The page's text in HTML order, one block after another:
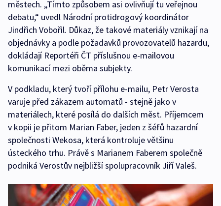
městech. „Tímto způsobem asi ovlivňují tu veřejnou
debatu,“ uvedl Národní protidrogový koordinátor
Jindřich Vobořil. Důkaz, že takové materiály vznikají na
objednávky a podle požadavků provozovatelů hazardu,
dokládají Reportéři ČT příslušnou e-mailovou
komunikací mezi oběma subjekty.
V podkladu, který tvoří přílohu e-mailu, Petr Verosta
varuje před zákazem automatů - stejně jako v
materiálech, které posílá do dalších měst. Příjemcem
v kopii je přitom Marian Faber, jeden z šéfů hazardní
společnosti Wekosa, která kontroluje většinu
ústeckého trhu. Právě s Marianem Faberem společně
podniká Verostův nejbližší spolupracovník Jiří Valeš.